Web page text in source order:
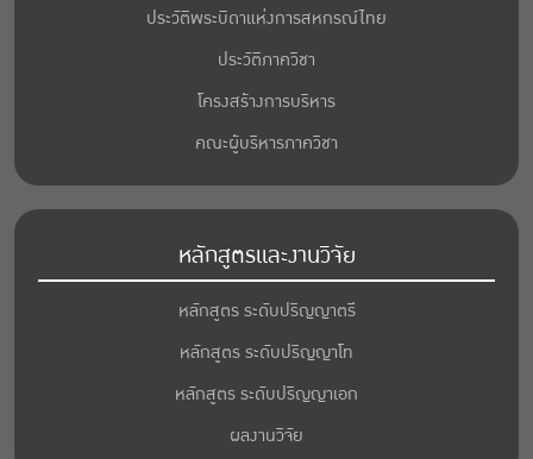
ประวัติพระบิดาแห่งการสหกรณ์ไทย
ประวัติภาควิชา
โครงสร้างการบริหาร
คณะผู้บริหารภาควิชา
หลักสูตรและงานวิจัย
หลักสูตร ระดับปริญญาตรี
หลักสูตร ระดับปริญญาโท
หลักสูตร ระดับปริญญาเอก
ผลงานวิจัย